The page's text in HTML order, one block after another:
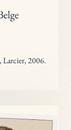
Larcier, 2006.